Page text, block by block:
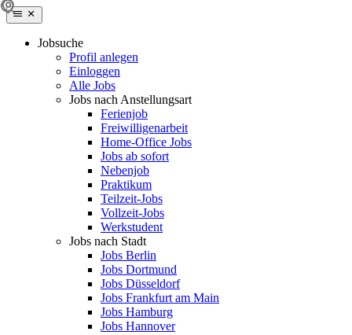
Jobsuche
Profil anlegen
Einloggen
Alle Jobs
Jobs nach Anstellungsart
Ferienjob
Freiwilligenarbeit
Home-Office Jobs
Jobs ab sofort
Nebenjob
Praktikum
Teilzeit-Jobs
Vollzeit-Jobs
Werkstudent
Jobs nach Stadt
Jobs Berlin
Jobs Dortmund
Jobs Düsseldorf
Jobs Frankfurt am Main
Jobs Hamburg
Jobs Hannover